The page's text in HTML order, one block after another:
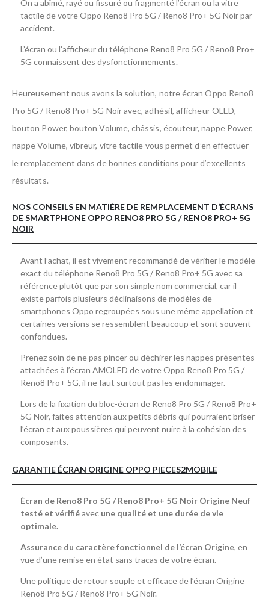
On a abîmé, rayé ou fissuré ou fragmenté l’écran ou la vitre
tactile de votre Oppo Reno8 Pro 5G / Reno8 Pro+ 5G Noir par
accident.
L’écran ou l’afficheur du téléphone Reno8 Pro 5G / Reno8 Pro+
5G connaissent des dysfonctionnements.
Heureusement nous avons la solution, notre écran Oppo Reno8
Pro 5G / Reno8 Pro+ 5G Noir avec, adhésif, afficheur OLED,
bouton Power, bouton Volume, châssis, écouteur, nappe Power,
nappe Volume, vibreur, vitre tactile vous permet d’en effectuer
le remplacement dans de bonnes conditions pour d’excellents
résultats.
NOS CONSEILS EN MATIÈRE DE REMPLACEMENT D’ÉCRANS
DE SMARTPHONE OPPO RENO8 PRO 5G / RENO8 PRO+ 5G
NOIR
Avant l’achat, il est vivement recommandé de vérifier le modèle
exact du téléphone Reno8 Pro 5G / Reno8 Pro+ 5G avec sa
référence plutôt que par son simple nom commercial, car il
existe parfois plusieurs déclinaisons de modèles de
smartphones Oppo regroupées sous une même appellation et
certaines versions se ressemblent beaucoup et sont souvent
confondues.
Prenez soin de ne pas pincer ou déchirer les nappes présentes
attachées à l’écran AMOLED de votre Oppo Reno8 Pro 5G /
Reno8 Pro+ 5G, il ne faut surtout pas les endommager.
Lors de la fixation du bloc-écran de Reno8 Pro 5G / Reno8 Pro+
5G Noir, faites attention aux petits débris qui pourraient briser
l’écran et aux poussières qui peuvent nuire à la cohésion des
composants.
GARANTIE ÉCRAN ORIGINE OPPO PIECES2MOBILE
Écran de Reno8 Pro 5G / Reno8 Pro+ 5G Noir Origine Neuf
testé et vérifiéavec une qualité et une durée de vie
optimale.
Assurance du caractère fonctionnel de l’écran Origine, en
vue d’une remise en état sans tracas de votre écran.
Une politique de retour souple et efficace de l’écran Origine
Reno8 Pro 5G / Reno8 Pro+ 5G Noir.